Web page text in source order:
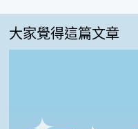
大家覺得這篇文章